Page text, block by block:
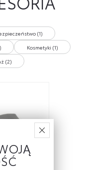
(1)
Kosmetyki (1)
(2)